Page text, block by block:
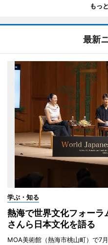
もっ
最新
学ぶ・知る
熱海で世界文化フォー
さんら日本文化を語る
MOA美術館（熱海市桃山町）で7